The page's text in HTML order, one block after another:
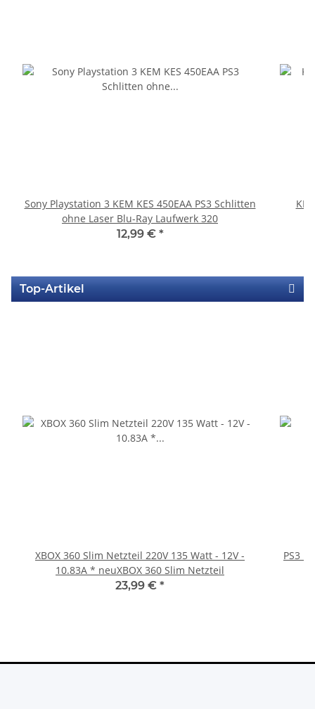
Sony Playstation 3 KEM KES 450EAA PS3 Schlitten
ohne Laser Blu-Ray Laufwerk 320
12,99 € *
Top-Artikel
XBOX 360 Slim Netzteil 220V 135 Watt - 12V -
10.83A * neuXBOX 360 Slim Netzteil
23,99 € *
PS3